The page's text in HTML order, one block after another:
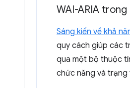
WAI-ARIA
Sáng kiến về khả
quy cách giúp các
qua một bộ thuộc
chức năng và trạng